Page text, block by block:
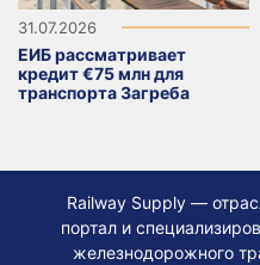
31.07.2026
ЕИБ рассматривает
кредит €75 млн для
транспорта Загреба
Railway Supply —
портал и
железнодорожного